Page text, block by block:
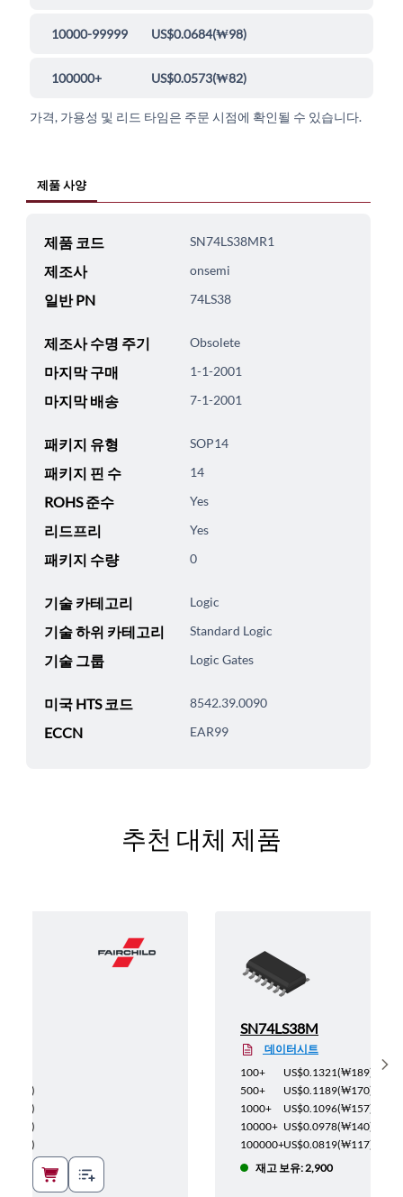
10000-99999 US$0.0684(₩98)
100000+ US$0.0573(₩82)
가격, 가용성 및 리드 타임은 주문 시점에 확인될 수 있습니다.
제품 사양
제품 코드 SN74LS38MR1
제조사 onsemi
일반 PN 74LS38
제조사 수명 주기 Obsolete
마지막 구매 1-1-2001
마지막 배송 7-1-2001
패키지 유형 SOP14
패키지 핀 수 14
ROHS 준수 Yes
리드프리 Yes
패키지 수량 0
기술 카테고리 Logic
기술 하위 카테고리 Standard Logic
기술 그룹 Logic Gates
미국 HTS 코드 8542.39.0090
ECCN EAR99
추천 대체 제품
)
)
)
)
SN74LS38M
데이터시트
100+
US$0.1321(₩189)
500+
US$0.1189(₩170)
1000+
US$0.1096(₩157)
10000+ US$0.0978(₩140)
100000+US$0.0819(₩117)
재고 보유: 2,900